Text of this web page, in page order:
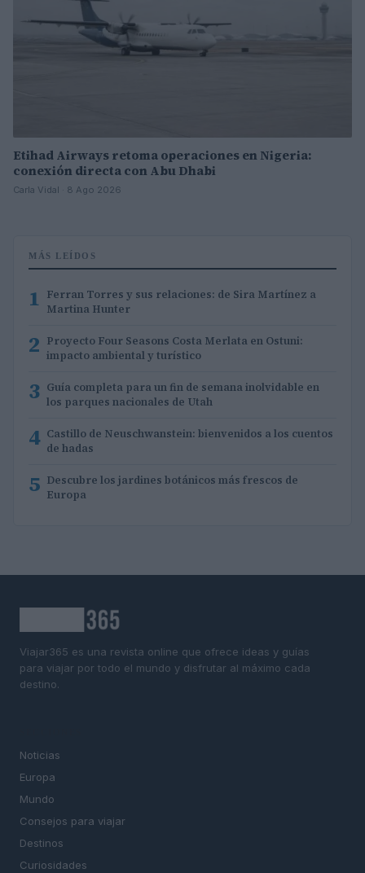
Etihad Airways retoma operaciones en Nigeria:
conexión directa con Abu Dhabi
Carla Vidal · 8 Ago 2026
MÁS LEÍDOS
1 Ferran Torres y sus relaciones: de Sira Martínez a
Martina Hunter
2 Proyecto Four Seasons Costa Merlata en Ostuni:
impacto ambiental y turístico
3 Guía completa para un fin de semana inolvidable en
los parques nacionales de Utah
4 Castillo de Neuschwanstein: bienvenidos a los cuentos
de hadas
5 Descubre los jardines botánicos más frescos de
Europa
Viajar365 es una revista online que ofrece ideas y guías
para viajar por todo el mundo y disfrutar al máximo cada
destino.
Noticias
Europa
Mundo
Consejos para viajar
Destinos
Curiosidades